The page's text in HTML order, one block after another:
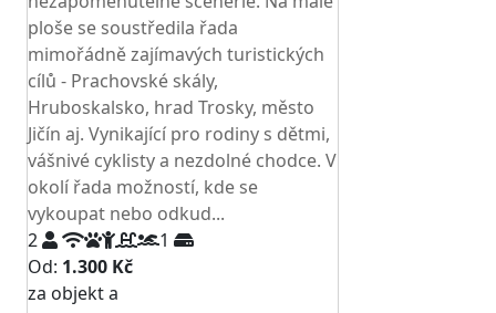
ploše se soustředila řada
mimořádně zajímavých turistických
cílů - Prachovské skály,
Hruboskalsko, hrad Trosky, město
Jičín aj. Vynikající pro rodiny s dětmi,
vášnivé cyklisty a nezdolné chodce. V
okolí řada možností, kde se
vykoupat nebo odkud...
2
1
Od: 1.300 Kč
za objekt a